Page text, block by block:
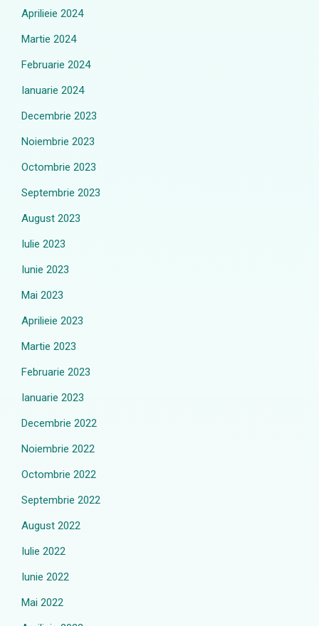
Aprilieie 2024
Martie 2024
Februarie 2024
Ianuarie 2024
Decembrie 2023
Noiembrie 2023
Octombrie 2023
Septembrie 2023
August 2023
Iulie 2023
Iunie 2023
Mai 2023
Aprilieie 2023
Martie 2023
Februarie 2023
Ianuarie 2023
Decembrie 2022
Noiembrie 2022
Octombrie 2022
Septembrie 2022
August 2022
Iulie 2022
Iunie 2022
Mai 2022